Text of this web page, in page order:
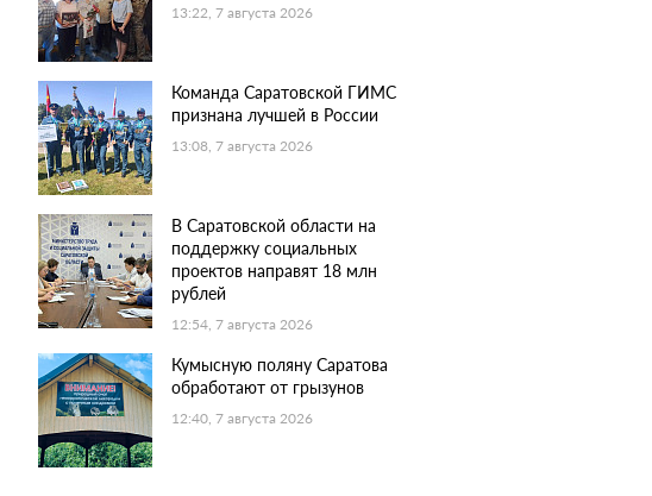
13:22, 7 августа 2026
Команда Саратовской ГИМС
признана лучшей в России
13:08, 7 августа 2026
В Саратовской области на
поддержку социальных
проектов направят 18 млн
рублей
12:54, 7 августа 2026
Кумысную поляну Саратова
обработают от грызунов
12:40, 7 августа 2026